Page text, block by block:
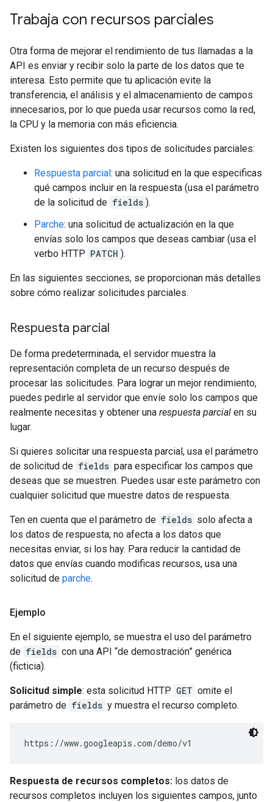
Trabaja con recursos parciales
Otra forma de mejorar el rendimiento de tus llamadas a la
API es enviar y recibir solo la parte de los datos que te
interesa. Esto permite que tu aplicación evite la
transferencia, el análisis y el almacenamiento de campos
innecesarios, por lo que pueda usar recursos como la red,
la CPU y la memoria con más eficiencia.
Existen los siguientes dos tipos de solicitudes parciales:
Respuesta parcial: una solicitud en la que especificas
qué campos incluir en la respuesta (usa el parámetro
de la solicitud de fields ).
Parche: una solicitud de actualización en la que
envías solo los campos que deseas cambiar (usa el
verbo HTTP PATCH ).
En las siguientes secciones, se proporcionan más detalles
sobre cómo realizar solicitudes parciales.
Respuesta parcial
De forma predeterminada, el servidor muestra la
representación completa de un recurso después de
procesar las solicitudes. Para lograr un mejor rendimiento,
puedes pedirle al servidor que envíe solo los campos que
realmente necesitas y obtener una respuesta parcial en su
lugar.
Si quieres solicitar una respuesta parcial, usa el parámetro
de solicitud de fields para especificar los campos que
deseas que se muestren. Puedes usar este parámetro con
cualquier solicitud que muestre datos de respuesta.
Ten en cuenta que el parámetro de fields solo afecta a
los datos de respuesta; no afecta a los datos que
necesitas enviar, si los hay. Para reducir la cantidad de
datos que envías cuando modificas recursos, usa una
solicitud de parche.
Ejemplo
En el siguiente ejemplo, se muestra el uso del parámetro
de fields con una API “de demostración” genérica
(ficticia).
Solicitud simple: esta solicitud HTTP GET omite el
parámetro de fields y muestra el recurso completo.
Respuesta de recursos completos: los datos de
recursos completos incluyen los siguientes campos, junto